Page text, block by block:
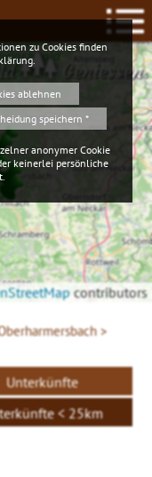
Geniessen
contributors
>
Unterkünfte
< 25km
zu Cookies finden
ablehnen
speichern *
anonymer Cookie
keinerlei persönliche